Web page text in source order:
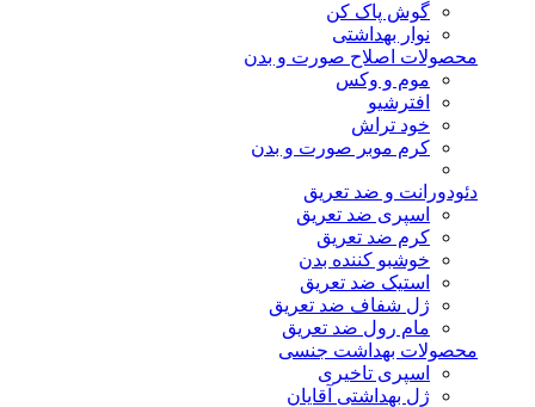
گوش پاک کن
نوار بهداشتی
محصولات اصلاح صورت و بدن
موم و وکس
افترشیو
خود تراش
کرم موبر صورت و بدن
دئودورانت و ضد تعریق
اسپری ضد تعریق
کرم ضد تعریق
خوشبو کننده بدن
استیک ضد تعریق
ژل شفاف ضد تعریق
مام رول ضد تعریق
محصولات بهداشت جنسی
اسپری تاخیری
ژل بهداشتی آقایان